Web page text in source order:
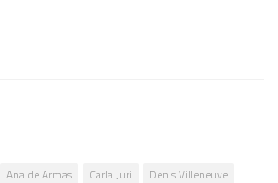
Ana de Armas Carla Juri
Denis Villeneuve